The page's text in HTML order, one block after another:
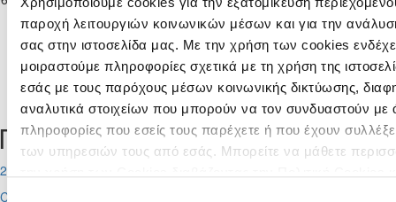
παροχή λειτουργιών κοινωνικών μέσων και για την
σας στην ιστοσελίδα μας. Με την χρήση των cookies
μοιραστούμε πληροφορίες σχετικά με τη χρήση της
εσάς με τους παρόχους μέσων κοινωνικής δικτύωσης,
αναλυτικά στοιχείων που μπορούν να τον συνδυαστούν με
πληροφορίες που εσείς τους παρέχετε ή που έχουν
των υπηρεσιών τους από εσάς. Μπορείτε να μάθετε
Παίδων Κ-14
2024/25
ΛΑΡΝΑΚΑΣ
ΑΡΑΔΙΠΠΟΥ
Tweets by CyprusFA
Προσεχή γεγονότα
2026-08-11
Conference League